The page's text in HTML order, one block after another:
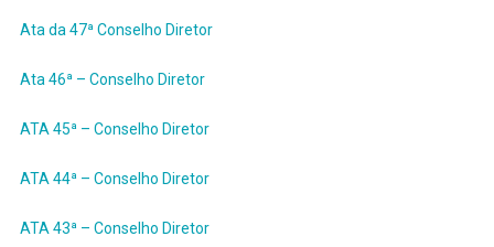
Ata da 47ª Conselho Diretor
Ata 46ª – Conselho Diretor
ATA 45ª – Conselho Diretor
ATA 44ª – Conselho Diretor
ATA 43ª – Conselho Diretor